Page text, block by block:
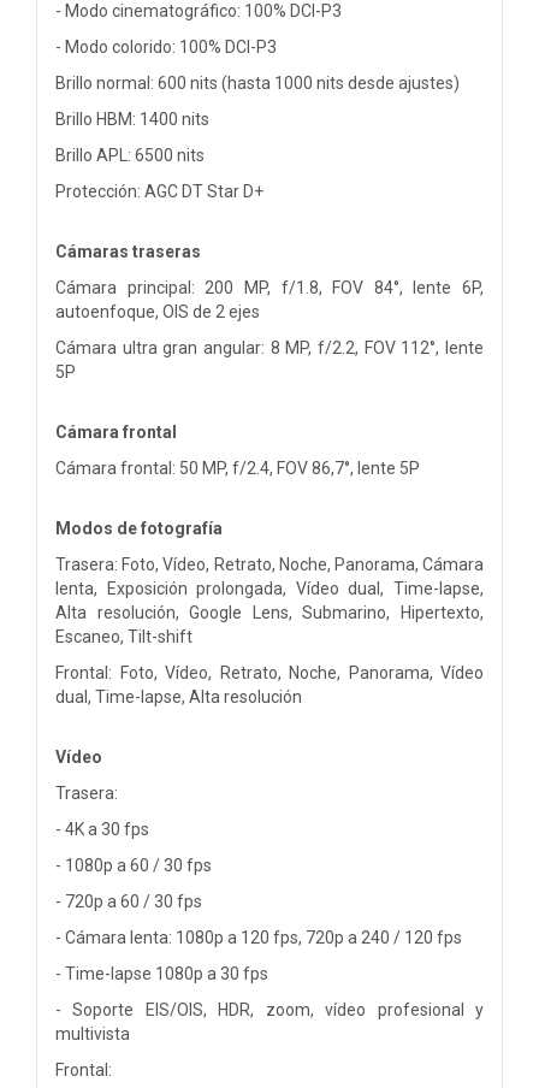
- Modo cinematográfico: 100% DCI-P3
- Modo colorido: 100% DCI-P3
Brillo normal: 600 nits (hasta 1000 nits desde ajustes)
Brillo HBM: 1400 nits
Brillo APL: 6500 nits
Protección: AGC DT Star D+
Cámaras traseras
Cámara principal: 200 MP, f/1.8, FOV 84°, lente 6P,
autoenfoque, OIS de 2 ejes
Cámara ultra gran angular: 8 MP, f/2.2, FOV 112°, lente
5P
Cámara frontal
Cámara frontal: 50 MP, f/2.4, FOV 86,7°, lente 5P
Modos de fotografía
Trasera: Foto, Vídeo, Retrato, Noche, Panorama, Cámara
lenta, Exposición prolongada, Vídeo dual, Time-lapse,
Alta resolución, Google Lens, Submarino, Hipertexto,
Escaneo, Tilt-shift
Frontal: Foto, Vídeo, Retrato, Noche, Panorama, Vídeo
dual, Time-lapse, Alta resolución
Vídeo
Trasera:
- 4K a 30 fps
- 1080p a 60 / 30 fps
- 720p a 60 / 30 fps
- Cámara lenta: 1080p a 120 fps, 720p a 240 / 120 fps
- Time-lapse 1080p a 30 fps
- Soporte EIS/OIS, HDR, zoom, vídeo profesional y
multivista
Frontal: